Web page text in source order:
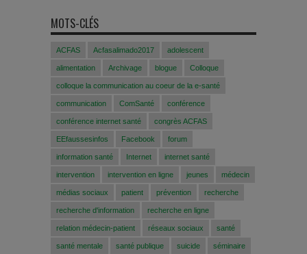
MOTS-CLÉS
ACFAS Acfasalimado2017 adolescent
alimentation Archivage blogue Colloque
colloque la communication au coeur de la e-santé
communication ComSanté conférence
conférence internet santé congrès ACFAS
EEfaussesinfos Facebook forum
information santé Internet internet santé
intervention intervention en ligne jeunes médecin
médias sociaux patient prévention recherche
recherche d'information recherche en ligne
relation médecin-patient réseaux sociaux santé
santé mentale santé publique suicide séminaire